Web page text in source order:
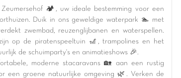
Zeumersehof 🏕️, uw ideale bestemming voor een
Duik in ons geweldige waterpark 🏊 met
zwembad, reuzenglijbanen en waterspellen.
op de piratenspeeltuin 🎢, trampolines en het
de schuimparty's en animatieshows 🎉.
moderne stacaravans 🏡 aan een rustig
een groene natuurlijke omgeving 🌿. Verken de